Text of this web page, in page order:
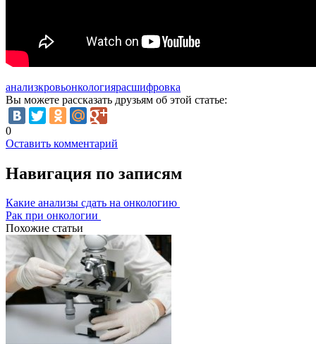
анализкровьонкологиярасшифровка
Вы можете рассказать друзьям об этой статье:
0
Оставить комментарий
Навигация по записям
Какие анализы сдать на онкологию
Рак при онкологии
Похожие статьи